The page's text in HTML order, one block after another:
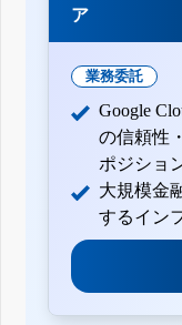
ア
業務委託
Google
の信頼性
ポジショ
大規模金
するイン